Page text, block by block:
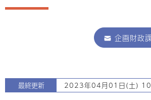
企画財政
最終更新 2023年04月01日(土)